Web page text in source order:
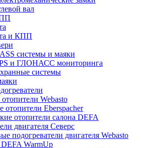
вал
и КПП
системы и маяки
и ГЛОНАСС мониторинга
системы
Webasto
отопители Eberspacher
отопители салона DEFA
двигателя Северс
подогреватели двигателя Webasto
WarmUp